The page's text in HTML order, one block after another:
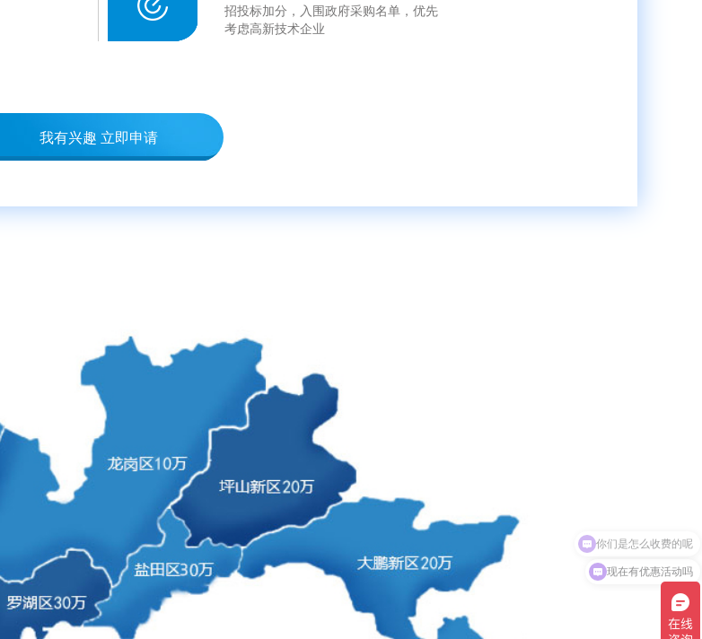
招投标加分，入围政府采购名单，优先
考虑高新技术企业
我有兴趣 立即申请
现在有优惠活动吗